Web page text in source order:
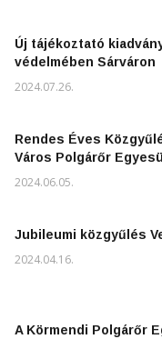
Új tájékoztató
védelmében Sárváron
2024.07.26.
Rendes Éves
Város Polgárőr
2024.06.05.
Jubileumi közgyűlés
2024.04.16.
A Körmendi Polgárőr